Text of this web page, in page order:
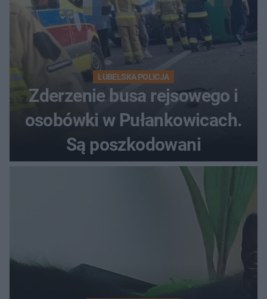
LUBELSKA POLICJA
Zderzenie busa rejsowego i
osobówki w Pułankowicach.
Są poszkodowani